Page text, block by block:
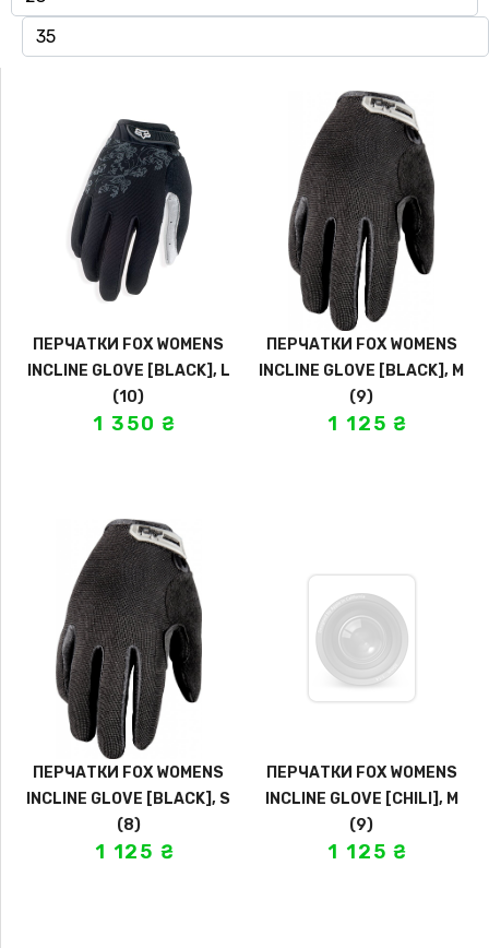
ПЕРЧАТКИ FOX WOMENS
INCLINE GLOVE [BLACK], L
(10)
1 350₴
ПЕРЧАТКИ FOX WOMENS
INCLINE GLOVE [BLACK], M
(9)
1 125₴
ПЕРЧАТКИ FOX WOMENS
INCLINE GLOVE [BLACK], S
(8)
1 125 ₴
ПЕРЧАТКИ FOX WOMENS
INCLINE GLOVE [CHILI], M
(9)
1 125₴